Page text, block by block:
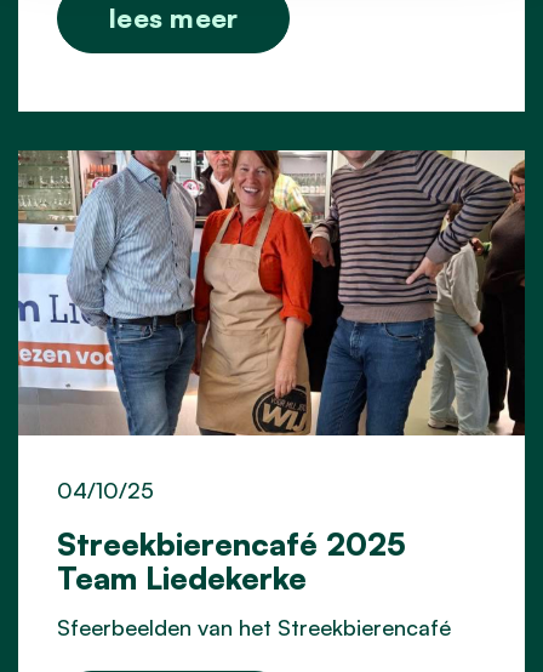
lees meer
Streekbierencafé 2025
Team Liedekerke
04/10/25
Sfeerbeelden van het Streekbierencafé